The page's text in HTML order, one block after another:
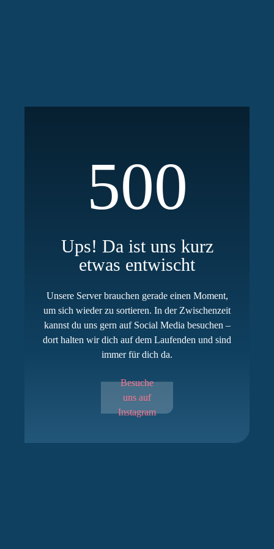
500
Ups! Da ist uns kurz
etwas entwischt
Unsere Server brauchen gerade einen Moment,
um sich wieder zu sortieren. In der Zwischenzeit
kannst du uns gern auf Social Media besuchen –
dort halten wir dich auf dem Laufenden und sind
immer für dich da.
Besuche
uns auf
Instagram